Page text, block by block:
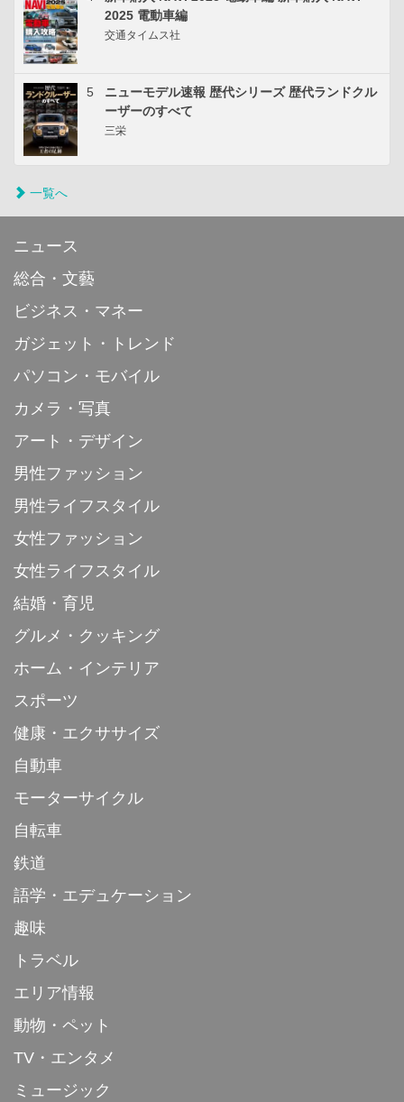
2025 電動車編
交通タイムス社
5
ニューモデル速報 歴代シリーズ 歴代ランドクル
ーザーのすべて
三栄
一覧へ
ニュース
総合・文藝
ビジネス・マネー
ガジェット・トレンド
パソコン・モバイル
カメラ・写真
アート・デザイン
男性ファッション
男性ライフスタイル
女性ファッション
女性ライフスタイル
結婚・育児
グルメ・クッキング
ホーム・インテリア
スポーツ
健康・エクササイズ
自動車
モーターサイクル
自転車
鉄道
語学・エデュケーション
趣味
トラベル
エリア情報
動物・ペット
TV・エンタメ
ミュージック